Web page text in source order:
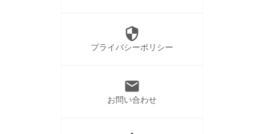
security
プライバシーポリシー
mail
お問い合わせ